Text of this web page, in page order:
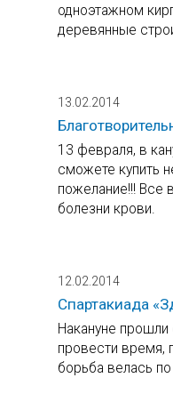
одноэтажном
деревянные
13.02.2014
13 февраля, в
сможете купить
пожелание!!! Все
болезни крови.
12.02.2014
Спартакиада
Накануне прошли
провести время,
борьба велась